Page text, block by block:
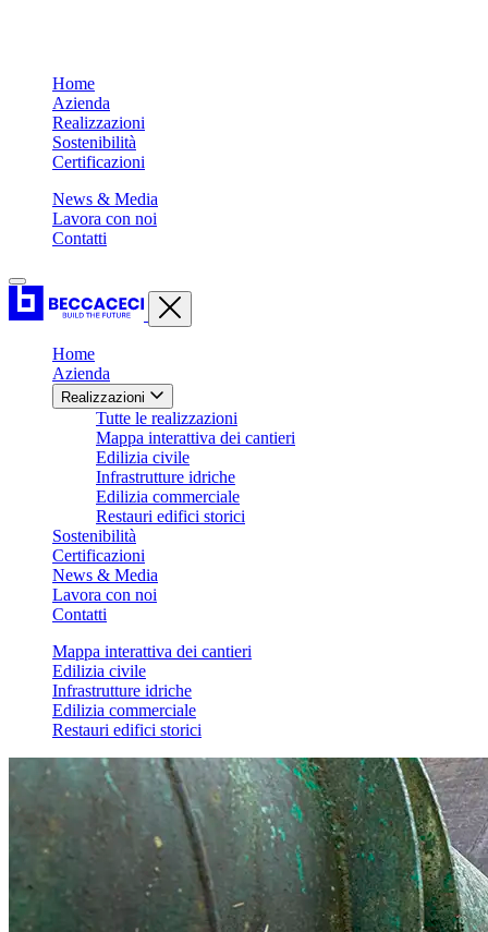
Home
Azienda
Realizzazioni
Sostenibilità
Certificazioni
News & Media
Lavora con noi
Contatti
Home
Azienda
Realizzazioni
Tutte le realizzazioni
Mappa interattiva dei cantieri
Edilizia civile
Infrastrutture idriche
Edilizia commerciale
Restauri edifici storici
Sostenibilità
Certificazioni
News & Media
Lavora con noi
Contatti
Mappa interattiva dei cantieri
Edilizia civile
Infrastrutture idriche
Edilizia commerciale
Restauri edifici storici